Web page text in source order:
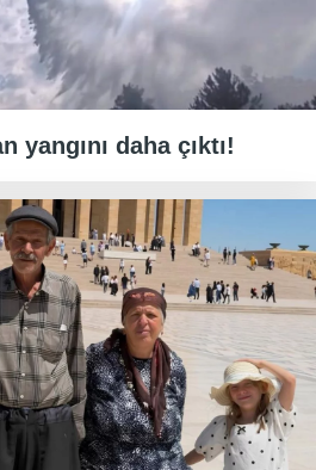
yangını daha çıktı!